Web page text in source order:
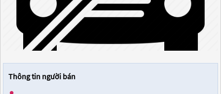
Thông tin người bán